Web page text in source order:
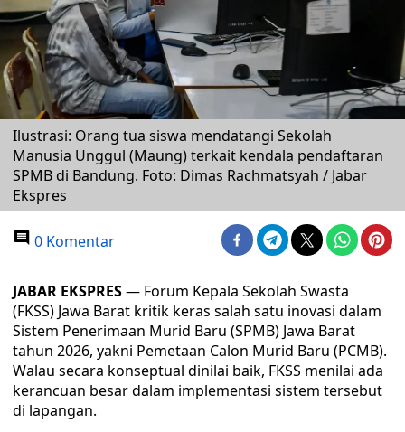
Ilustrasi: Orang tua siswa mendatangi Sekolah
Manusia Unggul (Maung) terkait kendala pendaftaran
SPMB di Bandung. Foto: Dimas Rachmatsyah / Jabar
Ekspres
0 Komentar
JABAR EKSPRES— Forum Kepala Sekolah Swasta
(FKSS) Jawa Barat kritik keras salah satu inovasi dalam
Sistem Penerimaan Murid Baru (SPMB) Jawa Barat
tahun 2026, yakni Pemetaan Calon Murid Baru (PCMB).
Walau secara konseptual dinilai baik, FKSS menilai ada
kerancuan besar dalam implementasi sistem tersebut
di lapangan.